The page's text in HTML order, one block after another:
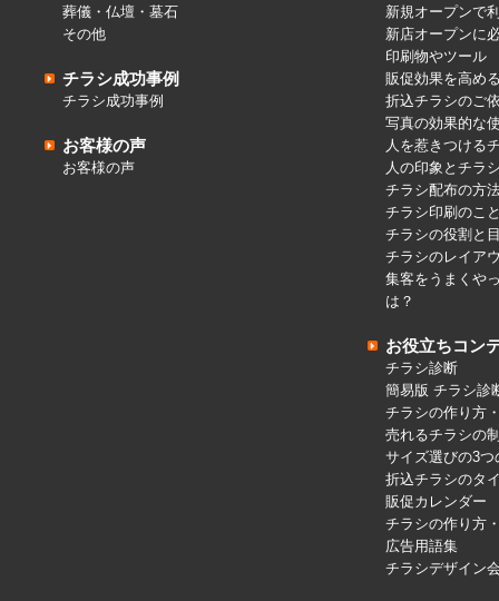
葬儀・仏壇・墓石
その他
チラシ成功事例
チラシ成功事例
お客様の声
お客様の声
新規オープンで
新店オープンに
印刷物やツール
販促効果を高め
折込チラシのご
写真の効果的な
人を惹きつける
人の印象とチラ
チラシ配布の方
チラシ印刷のこ
チラシの役割と
チラシのレイア
集客をうまくや
は？
お役立ちコン
チラシ診断
簡易版 チラシ診
チラシの作り方
売れるチラシの
サイズ選びの3つ
折込チラシのタ
販促カレンダー
チラシの作り方
広告用語集
チラシデザイン